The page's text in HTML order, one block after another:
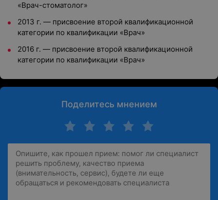
«Врач-стоматолог»
2013 г. — присвоение второй квалификационной
категории по квалификации «Врач»
2016 г. — присвоение второй квалификационной
категории по квалификации «Врач»
Поделитесь мнением